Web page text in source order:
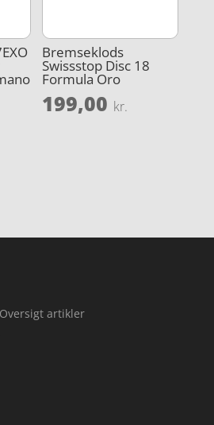
Bremseklods
Swissstop Disc 18
Formula Oro
199,00 kr.
Oversigt artikler